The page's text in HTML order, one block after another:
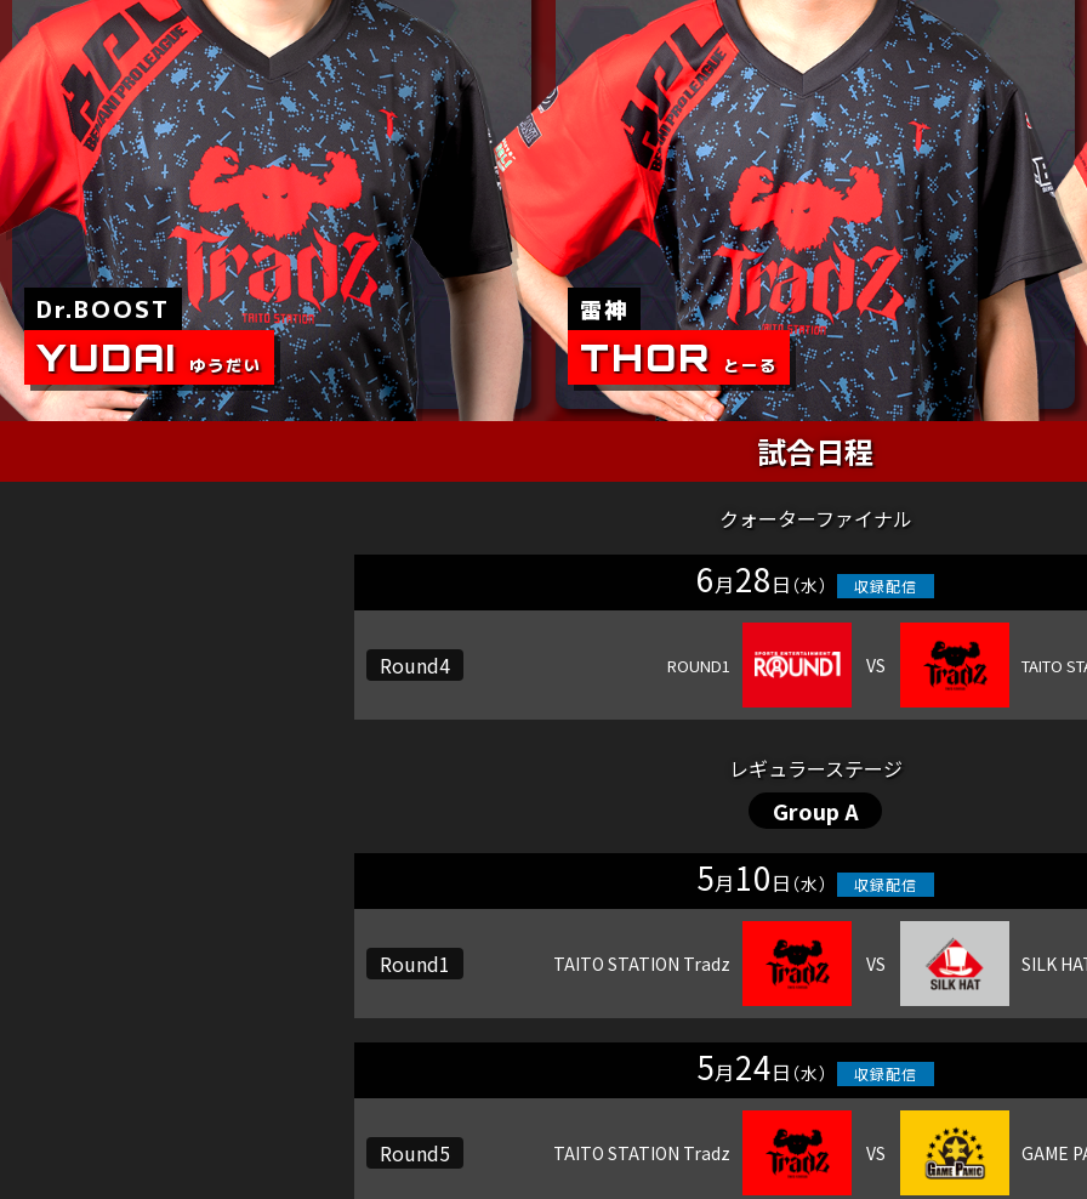
試合日程
クォーターファイナル
6月28日（水）
Round4
レギュラーステージ
Group A
5月 10日（水）
Round1
5月24日（水）
Round5